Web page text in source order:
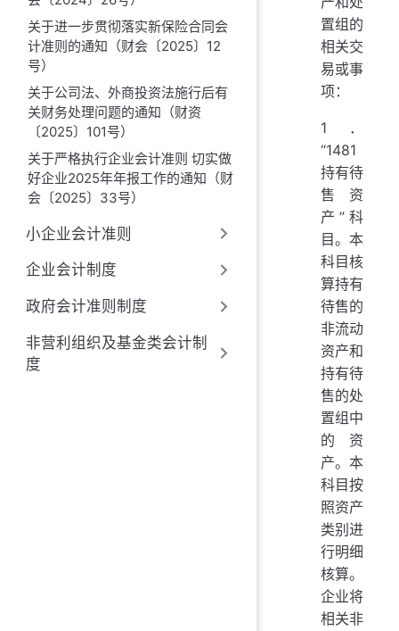
关于进一步贯彻落实新保险合同会
计准则的通知（财会〔2025〕12
号）
关于公司法、外商投资法施行后有
关财务处理问题的通知（财资
〔2025〕101号）
关于严格执行企业会计准则 切实做
好企业2025年年报工作的通知（财
会〔2025〕33号）
小企业会计准则
企业会计制度
政府会计准则制度
非营利组织及基金类会计制
度
置组的
相关交
易或事
项：
1．
“1481
持有待
售资
产”科
目。本
科目核
算持有
待售的
非流动
资产和
持有待
售的处
置组中
的资
产。本
科目按
照资产
类别进
行明细
核算。
企业将
相关非